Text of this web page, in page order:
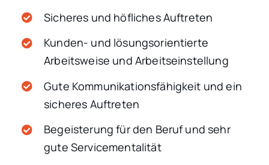
Sicheres und höfliches Auftreten
Kunden- und lösungsorientierte
Arbeitsweise und Arbeitseinstellung
Gute Kommunikationsfähigkeit und ein
sicheres Auftreten
Begeisterung für den Beruf und sehr
gute Servicementalität